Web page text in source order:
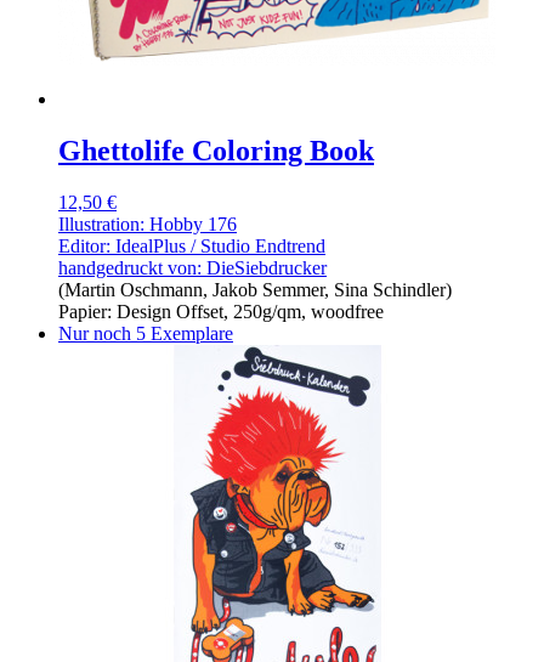
Ghettolife Coloring Book
12,50 €
Illustration: Hobby 176
Editor: IdealPlus / Studio Endtrend
handgedruckt von: DieSiebdrucker
(Martin Oschmann, Jakob Semmer, Sina Schindler)
Papier: Design Offset, 250g/qm, woodfree
Nur noch 5 Exemplare